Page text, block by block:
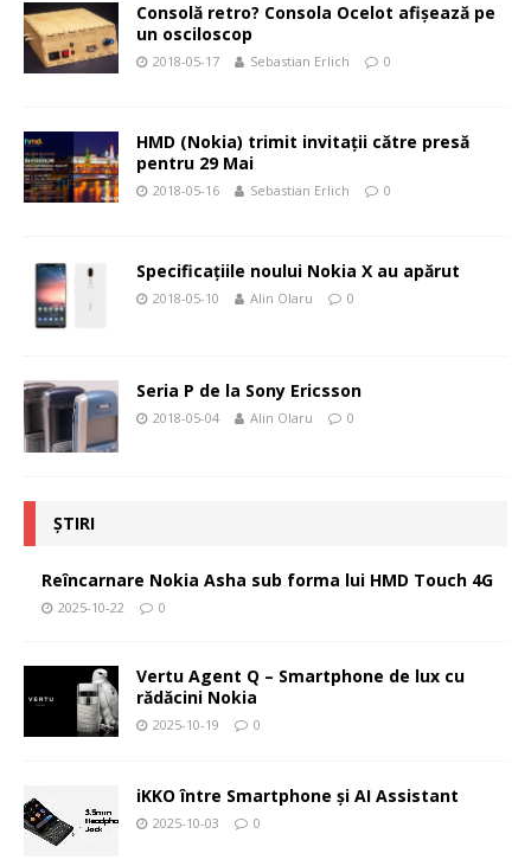
Consolă retro? Consola Ocelot afișează pe
un osciloscop
2018-05-17 Sebastian Erlich 0
HMD (Nokia) trimit invitații către presă
pentru 29 Mai
2018-05-16 Sebastian Erlich 0
Specificaţiile noului Nokia X au apărut
2018-05-10 Alin Olaru 0
Seria P de la Sony Ericsson
2018-05-04 Alin Olaru 0
ȘTIRI
Reîncarnare Nokia Asha sub forma lui HMD Touch 4G
2025-10-22 0
Vertu Agent Q – Smartphone de lux cu
rădăcini Nokia
2025-10-19 0
iKKO între Smartphone și AI Assistant
2025-10-03 0